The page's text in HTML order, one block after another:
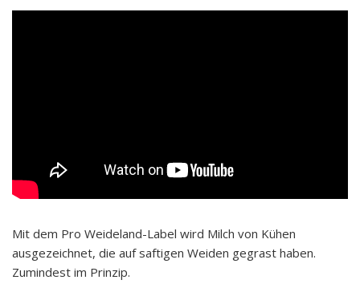
Mit dem Pro Weideland-Label wird Milch von Kühen
ausgezeichnet, die auf saftigen Weiden gegrast haben.
Zumindest im Prinzip.